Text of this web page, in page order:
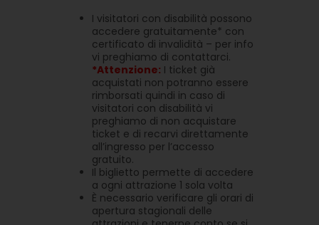
I visitatori con disabilità possono
accedere gratuitamente* con
certificato di invalidità – per info
vi preghiamo di contattarci.
*Attenzione: I ticket già
acquistati non potranno essere
rimborsati quindi in caso di
visitatori con disabilità vi
preghiamo di non acquistare
ticket e di recarvi direttamente
all’ingresso per l’accesso
gratuito.
Il biglietto permette di accedere
a ogni attrazione 1 sola volta
È necessario verificare gli orari di
apertura stagionali delle